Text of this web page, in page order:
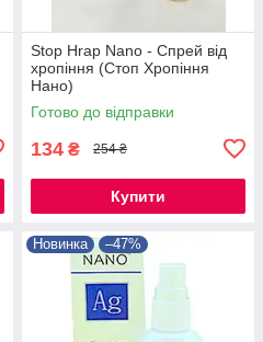
Stop Hrap Nano - Спрей від
хропіння (Стоп Хропіння
Нано)
Готово до відправки
134 ₴ 254 ₴
Купити
Новинка –47%